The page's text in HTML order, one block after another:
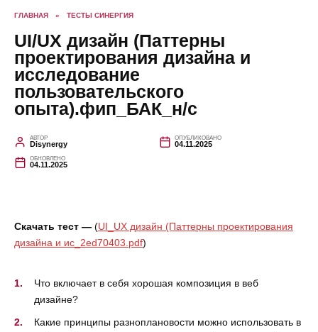
ГЛАВНАЯ » ТЕСТЫ СИНЕРГИЯ
UI/UX дизайн (Паттерны
проектирования дизайна и
исследование
пользовательского
опыта).фип_БАК_н/с
АВТОР
Disynergy
ОПУБЛИКОВАНО
04.11.2025
ОБНОВЛЕНО
04.11.2025
Скачать тест — (UI_UX дизайн (Паттерны проектирования
дизайна и ис_2ed70403.pdf)
Что включает в себя хорошая композиция в веб
дизайне?
Какие принципы разноплановости можно использовать в